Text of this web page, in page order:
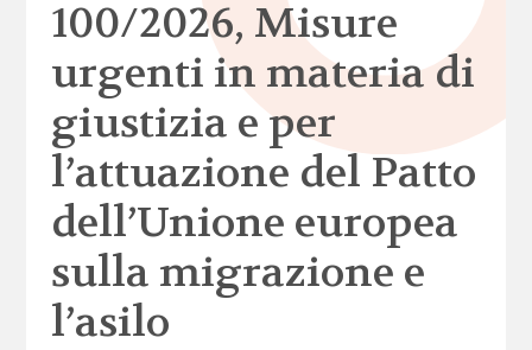
100/2026, Misure
urgenti in materia di
giustizia e per
l’attuazione del Patto
dell’Unione europea
sulla migrazione e
l’asilo